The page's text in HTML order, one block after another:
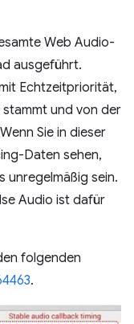
Web Audio-
ausgeführt.
Echtzeitpriorität,
und von der
Sie in dieser
Daten sehen,
unregelmäßig sein.
Audio ist dafür
folgenden
.